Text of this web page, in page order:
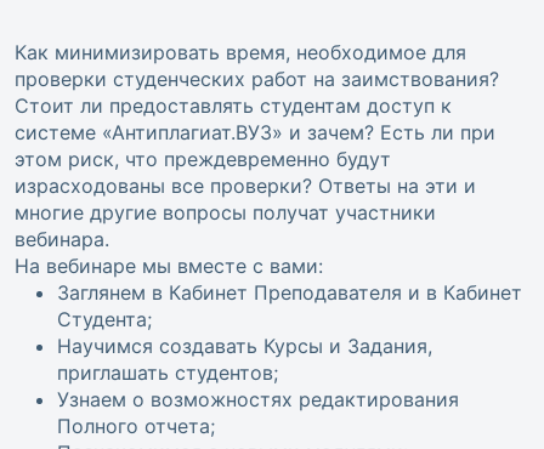
Как минимизировать время, необходимое для
проверки студенческих работ на заимствования?
Стоит ли предоставлять студентам доступ к
системе «Антиплагиат.ВУЗ» и зачем? Есть ли при
этом риск, что преждевременно будут
израсходованы все проверки? Ответы на эти и
многие другие вопросы получат участники
вебинара.
На вебинаре мы вместе с вами:
Заглянем в Кабинет Преподавателя и в Кабинет
Студента;
Научимся создавать Курсы и Задания,
приглашать студентов;
Узнаем о возможностях редактирования
Полного отчета;